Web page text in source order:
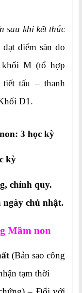
sau khi kết thúc
đạt điểm sàn do
M (tổ hợp
tấu – thanh
D1.
3 học kỳ
kỳ
chính quy.
ngày chủ nhật.
Mầm non
(Bản sao công
tạm thời